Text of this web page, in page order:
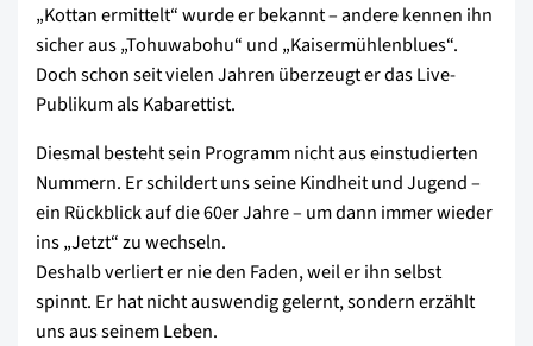
„Kottan ermittelt“ wurde er bekannt – andere kennen ihn
sicher aus „Tohuwabohu“ und „Kaisermühlenblues“.
Doch schon seit vielen Jahren überzeugt er das Live-
Publikum als Kabarettist.
Diesmal besteht sein Programm nicht aus einstudierten
Nummern. Er schildert uns seine Kindheit und Jugend –
ein Rückblick auf die 60er Jahre – um dann immer wieder
ins „Jetzt“ zu wechseln.
Deshalb verliert er nie den Faden, weil er ihn selbst
spinnt. Er hat nicht auswendig gelernt, sondern erzählt
uns aus seinem Leben.